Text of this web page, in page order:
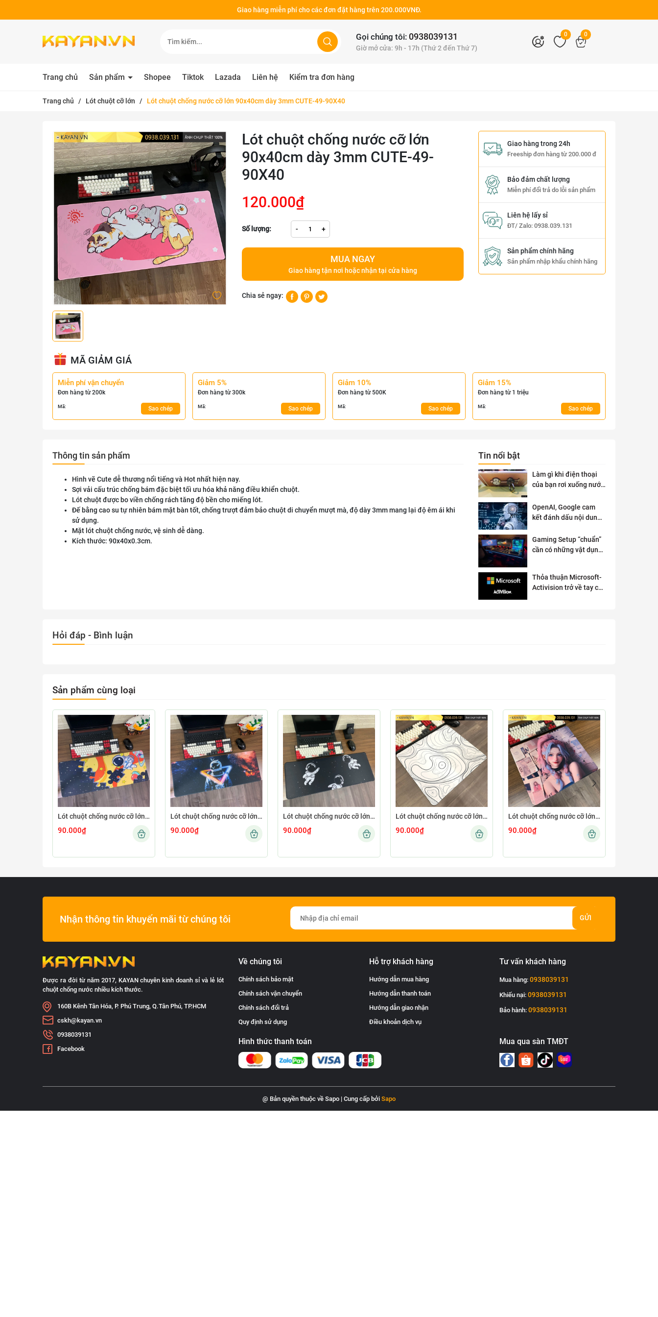
Giao hàng miễn phí cho các đơn đặt hàng trên 200.000VNĐ.
Gọi chúng tôi: 0938039131
Giờ mở cửa: 9h - 17h (Thứ 2 đến Thứ 7)
0 0
Trang chủ Sản phẩm Shopee Tiktok Lazada Liên hệ Kiểm tra đơn hàng
Trang chủ / Lót chuột cỡ lớn / Lót chuột chống nước cỡ lớn 90x40cm dày 3mm CUTE-49-90X40
Lót chuột chống nước cỡ lớn
90x40cm dày 3mm CUTE-49-
90X40
120.000₫
Số lượng: - +
MUA NGAY
Giao hàng tận nơi hoặc nhận tại cửa hàng
Chia sẻ ngay:
Giao hàng trong 24h
Freeship đơn hàng từ 200.000 đ
Bảo đảm chất lượng
Miễn phí đổi trả do lỗi sản phẩm
Liên hệ lấy sỉ
ĐT/ Zalo: 0938.039.131
Sản phẩm chính hãng
Sản phẩm nhập khẩu chính hãng
MÃ GIẢM GIÁ
Miễn phí vận chuyển
Đơn hàng từ 200k
Mã: Sao chép
Giảm 5%
Đơn hàng từ 300k
Mã: Sao chép
Giảm 10%
Đơn hàng từ 500K
Mã: Sao chép
Giảm 15%
Đơn hàng từ 1 triệu
Mã: Sao chép
Thông tin sản phẩm
Hình vẽ Cute dễ thương nổi tiếng và Hot nhất hiện nay.
Sợi vải cấu trúc chống bám đặc biệt tối ưu hóa khả năng điều khiển chuột.
Lót chuột được bo viền chống rách tăng độ bền cho miếng lót.
Đế bằng cao su tự nhiên bám mặt bàn tốt, chống trượt đảm bảo chuột di chuyển mượt mà, độ dày 3mm mang lại độ êm ái khi
sử dụng.
Mặt lót chuột chống nước, vệ sinh dễ dàng.
Kích thước: 90x40x0.3cm.
Tin nổi bật
Làm gì khi điện thoại
của bạn rơi xuống nước
OpenAI, Google cam
kết đánh dấu nội dung
Gaming Setup “chuẩn”
cần có những vật dụng
Thỏa thuận Microsoft-
Activision trở về tay cơ
Hỏi đáp - Bình luận
Sản phẩm cùng loại
Lót chuột chống nước cỡ lớn 80x30cm dày 3mm ASTRO-03-80X30
90.000₫
Lót chuột chống nước cỡ lớn 80x30cm dày 3mm ASTRO-02-80X30
90.000₫
Lót chuột chống nước cỡ lớn 80x30cm dày 3mm ASTRO-01-80X30
90.000₫
Lót chuột chống nước cỡ lớn 45x40cm dày 4mm MINIMAL-12-45X40-4MM
90.000₫
Lót chuột chống nước cỡ lớn 45x40cm dày 4mm GIRL-04-45X40-4MM
90.000₫
Nhận thông tin khuyến mãi từ chúng tôi GỬI
Được ra đời từ năm 2017, KAYAN chuyên kinh doanh sỉ và lẻ lót
chuột chống nước nhiều kích thước.
160B Kênh Tân Hóa, P. Phú Trung, Q.Tân Phú, TP.HCM
cskh@kayan.vn
0938039131
Facebook
Về chúng tôi
Chính sách bảo mật
Chính sách vận chuyển
Chính sách đổi trả
Quy định sử dụng
Hỗ trợ khách hàng
Hướng dẫn mua hàng
Hướng dẫn thanh toán
Hướng dẫn giao nhận
Điều khoản dịch vụ
Tư vấn khách hàng
Mua hàng:0938039131
Khiếu nại:0938039131
Bảo hành:0938039131
Hình thức thanh toán Mua qua sàn TMĐT
@ Bản quyền thuộc về Sapo | Cung cấp bởi Sapo